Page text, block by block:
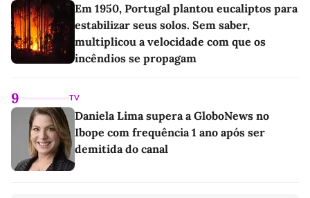
Em 1950, Portugal plantou eucaliptos para
estabilizar seus solos. Sem saber,
multiplicou a velocidade com que os
incêndios se propagam
9 TV
Daniela Lima supera a GloboNews no
Ibope com frequência 1 ano após ser
demitida do canal